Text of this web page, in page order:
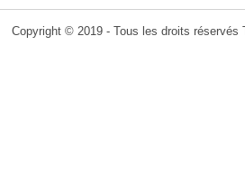
Copyright © 2019 - Tous les droits réservés